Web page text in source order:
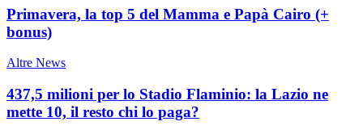
Primavera, la top 5 del Mamma e Papà Cairo (+
bonus)
Altre News
437,5 milioni per lo Stadio Flaminio: la Lazio ne
mette 10, il resto chi lo paga?